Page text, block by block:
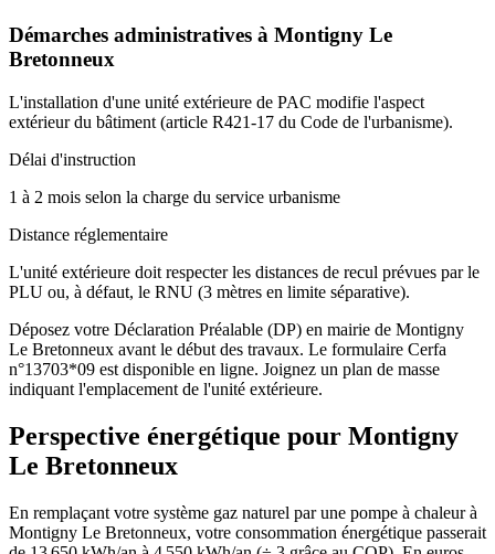
Démarches administratives à Montigny Le
Bretonneux
L'installation d'une unité extérieure de PAC modifie l'aspect
extérieur du bâtiment (article R421-17 du Code de l'urbanisme).
Délai d'instruction
1 à 2 mois selon la charge du service urbanisme
Distance réglementaire
L'unité extérieure doit respecter les distances de recul prévues par le
PLU ou, à défaut, le RNU (3 mètres en limite séparative).
Déposez votre Déclaration Préalable (DP) en mairie de Montigny
Le Bretonneux avant le début des travaux. Le formulaire Cerfa
n°13703*09 est disponible en ligne. Joignez un plan de masse
indiquant l'emplacement de l'unité extérieure.
Perspective énergétique pour Montigny
Le Bretonneux
En remplaçant votre système gaz naturel par une pompe à chaleur à
Montigny Le Bretonneux, votre consommation énergétique passerait